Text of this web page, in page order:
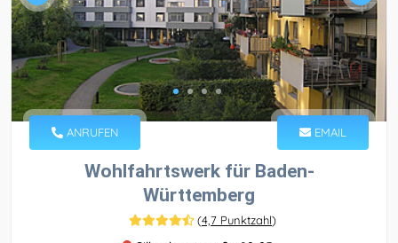
ANRUFEN EMAIL
Wohlfahrtswerk für Baden-
Württemberg
(4,7 Punktzahl)